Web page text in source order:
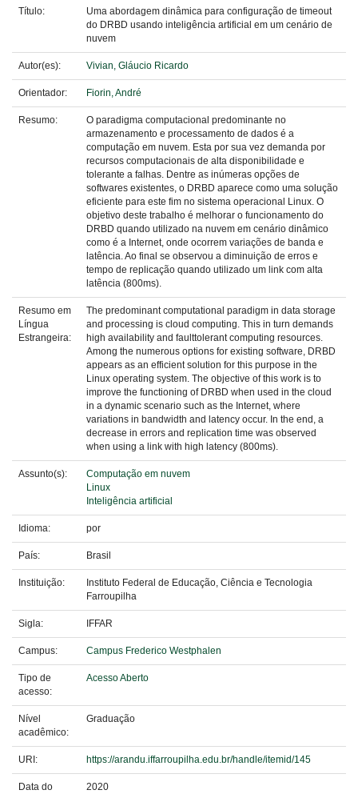
Título:
Uma abordagem dinâmica para configuração de timeout
do DRBD usando inteligência artificial em um cenário de
nuvem
Autor(es): Vivian, Gláucio Ricardo
Orientador: Fiorin, André
Resumo:
O paradigma computacional predominante no
armazenamento e processamento de dados é a
computação em nuvem. Esta por sua vez demanda por
recursos computacionais de alta disponibilidade e
tolerante a falhas. Dentre as inúmeras opções de
softwares existentes, o DRBD aparece como uma solução
eficiente para este fim no sistema operacional Linux. O
objetivo deste trabalho é melhorar o funcionamento do
DRBD quando utilizado na nuvem em cenário dinâmico
como é a Internet, onde ocorrem variações de banda e
latência. Ao final se observou a diminuição de erros e
tempo de replicação quando utilizado um link com alta
latência (800ms).
Resumo em
Língua
Estrangeira:
The predominant computational paradigm in data storage
and processing is cloud computing. This in turn demands
high availability and faulttolerant computing resources.
Among the numerous options for existing software, DRBD
appears as an efficient solution for this purpose in the
Linux operating system. The objective of this work is to
improve the functioning of DRBD when used in the cloud
in a dynamic scenario such as the Internet, where
variations in bandwidth and latency occur. In the end, a
decrease in errors and replication time was observed
when using a link with high latency (800ms).
Assunto(s):
Computação em nuvem
Linux
Inteligência artificial
Idioma: por
País: Brasil
Instituição:
Instituto Federal de Educação, Ciência e Tecnologia
Farroupilha
Sigla: IFFAR
Campus: Campus Frederico Westphalen
Tipo de
acesso:
Acesso Aberto
Nível
acadêmico:
Graduação
URI: https://arandu.iffarroupilha.edu.br/handle/itemid/145
Data do
2020